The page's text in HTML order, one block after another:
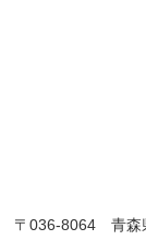
〒036-8064 青森